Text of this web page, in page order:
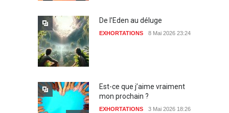
De l’Eden au déluge
EXHORTATIONS 8 Mai 2026 23:24
Est-ce que j’aime vraiment
mon prochain ?
EXHORTATIONS 3 Mai 2026 18:26